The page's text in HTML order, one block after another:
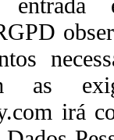
as
irá